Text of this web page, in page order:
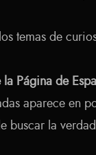
temas de
Página de
aparece en
buscar la